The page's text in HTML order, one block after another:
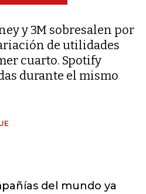
y 3M sobresalen por
de utilidades
cuarto. Spotify
durante el mismo
del mundo ya